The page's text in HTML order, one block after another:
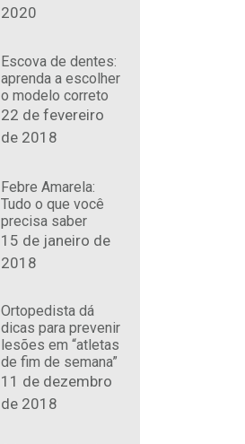
2020
Escova de dentes:
aprenda a escolher
o modelo correto
22 de fevereiro
de 2018
Febre Amarela:
Tudo o que você
precisa saber
15 de janeiro de
2018
Ortopedista dá
dicas para prevenir
lesões em “atletas
de fim de semana”
11 de dezembro
de 2018